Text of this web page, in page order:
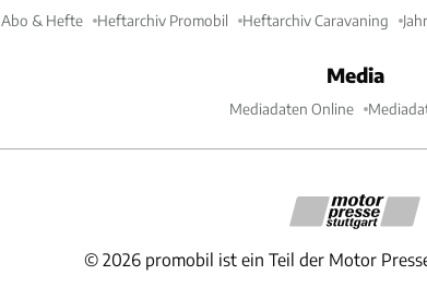
Abo & Hefte Heftarchiv Promobil Heftarchiv Caravaning
Media
Mediadaten Online
© 2026 promobil ist ein Teil der Motor